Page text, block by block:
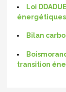
Loi
énergétiques
Bilan
transition